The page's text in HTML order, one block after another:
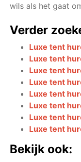
wils als het gaat
Verder
Luxe tent
Luxe tent
Luxe tent
Luxe tent
Luxe tent
Luxe tent
Luxe tent
Luxe tent
Bekijk ook: